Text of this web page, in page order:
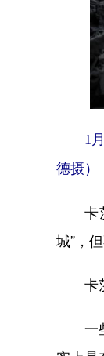
1
德摄）
卡茨
城”，
卡茨
一些